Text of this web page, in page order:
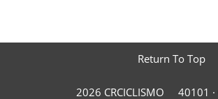
Return To Top
2026 CRCICLISMO 40101 ·